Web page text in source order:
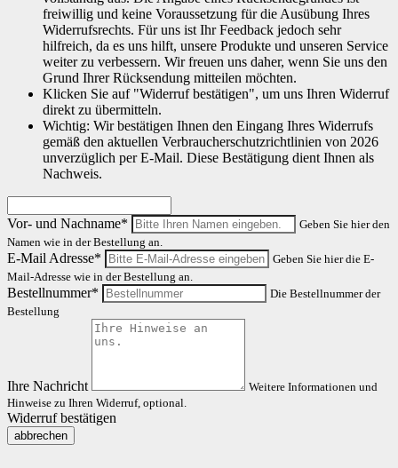
freiwillig und keine Voraussetzung für die Ausübung Ihres
Widerrufsrechts. Für uns ist Ihr Feedback jedoch sehr
hilfreich, da es uns hilft, unsere Produkte und unseren Service
weiter zu verbessern. Wir freuen uns daher, wenn Sie uns den
Grund Ihrer Rücksendung mitteilen möchten.
Klicken Sie auf "Widerruf bestätigen", um uns Ihren Widerruf
direkt zu übermitteln.
Wichtig: Wir bestätigen Ihnen den Eingang Ihres Widerrufs
gemäß den aktuellen Verbraucherschutzrichtlinien von 2026
unverzüglich per E-Mail. Diese Bestätigung dient Ihnen als
Nachweis.
Vor- und Nachname*
Geben Sie hier den
Namen wie in der Bestellung an.
E-Mail Adresse*
Geben Sie hier die E-
Mail-Adresse wie in der Bestellung an.
Bestellnummer*
Die Bestellnummer der
Bestellung
Ihre Nachricht
Weitere Informationen und
Hinweise zu Ihren Widerruf, optional.
Widerruf bestätigen
abbrechen